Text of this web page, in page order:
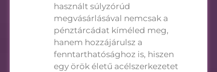
használt súlyzórúd
megvásárlásával nemcsak a
pénztárcádat kíméled meg,
hanem hozzájárulsz a
fenntarthatósághoz is, hiszen
egy örök életű acélszerkezetet